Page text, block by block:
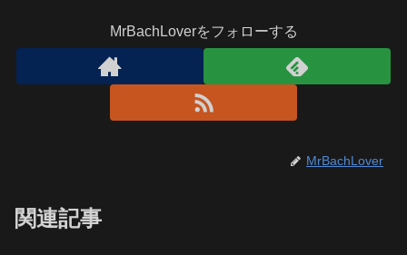
MrBachLoverをフォローする
MrBachLover
関連記事